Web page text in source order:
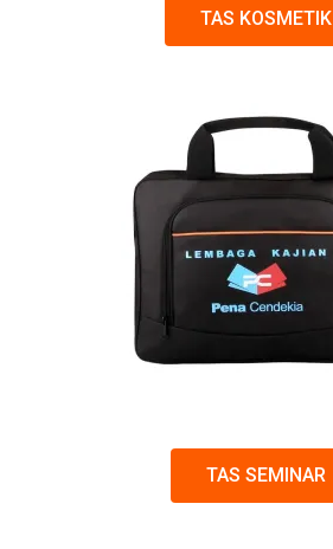
TAS KOSMETIK
TAS SEMINAR